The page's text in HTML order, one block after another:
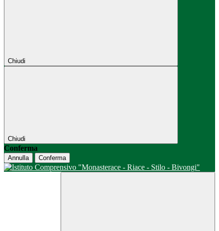
Chiudi
Chiudi
Conferma
Annulla Conferma